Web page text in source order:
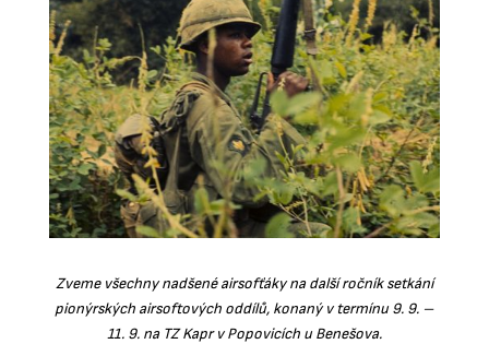
Zveme všechny nadšené airsofťáky na další ročník setkání
pionýrských airsoftových oddílů, konaný v termínu 9. 9. –
11. 9. na TZ Kapr v Popovicích u Benešova.